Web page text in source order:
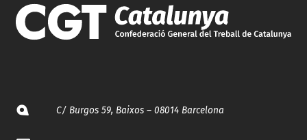
C/ Burgos 59, Baixos – 08014 Barcelona